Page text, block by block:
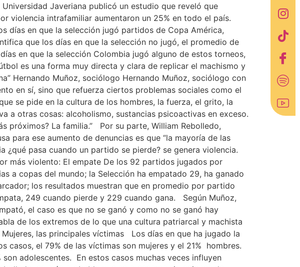
Javeriana publicó un estudio que reveló que
violencia intrafamiliar aumentaron un 25% en todo el país.
días en que la selección jugó partidos de Copa América,
que los días en que la selección no jugó, el promedio de
en que la selección Colombia jugó alguno de estos torneos,
es una forma muy directa y clara de replicar el machismo y
Hernando Muñoz, sociólogo Hernando Muñoz, sociólogo con
en sí, sino que refuerza ciertos problemas sociales como el
se pide en la cultura de los hombres, la fuerza, el grito, la
a otras cosas: alcoholismo, sustancias psicoactivas en exceso.
próximos? La familia.” Por su parte, William Rebolledo,
para ese aumento de denuncias es que “la mayoría de las
¿qué pasa cuando un partido se pierde? se genera violencia.
más violento: El empate De los 92 partidos jugados por
a copas del mundo; la Selección ha empatado 29, ha ganado
los resultados muestran que en promedio por partido
249 cuando pierde y 229 cuando gana. Según Muñoz,
el caso es que no se ganó y como no se ganó hay
de los extremos de lo que una cultura patriarcal y machista
las principales víctimas Los días en que ha jugado la
casos, el 79% de las víctimas son mujeres y el 21% hombres.
adolescentes. En estos casos muchas veces influyen